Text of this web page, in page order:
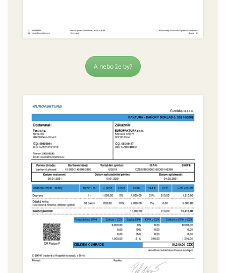
A nebo že by?